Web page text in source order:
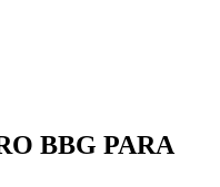
BBG PARA